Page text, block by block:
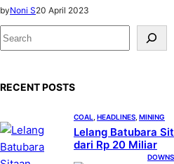
byNoni S20 April 2023
S
e
r
h
RECENT POSTS
COAL HEADLINES MINING
Lelang Batubara
dari Rp 20 Miliar